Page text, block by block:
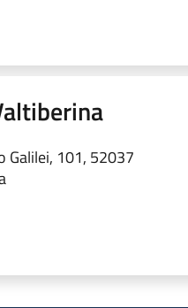
Galilei, 101, 52037